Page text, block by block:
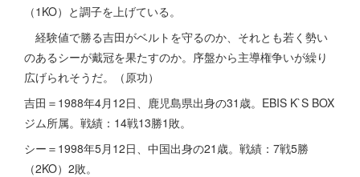
（1KO）と調子を上げている。
経験値で勝る吉田がベルトを守るのか、それとも若く勢い
のあるシーが戴冠を果たすのか。序盤から主導権争いが繰り
広げられそうだ。（原功）
吉田＝1988年4月12日、鹿児島県出身の31歳。EBIS K`S BOX
ジム所属。戦績：14戦13勝1敗。
シー＝1998年5月12日、中国出身の21歳。戦績：7戦5勝
（2KO）2敗。